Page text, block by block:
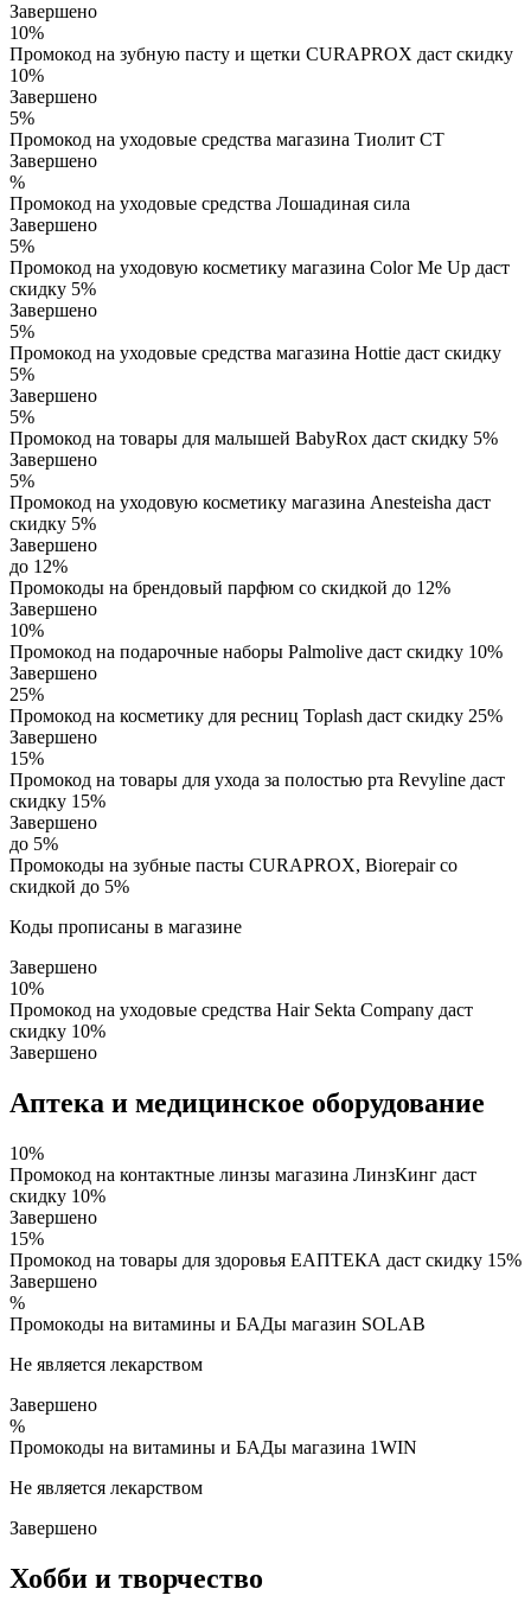
Завершено
10%
Промокод на зубную пасту и щетки CURAPROX даст скидку
10%
Завершено
5%
Промокод на уходовые средства магазина Тиолит СТ
Завершено
%
Промокод на уходовые средства Лошадиная сила
Завершено
5%
Промокод на уходовую косметику магазина Color Me Up даст
скидку 5%
Завершено
5%
Промокод на уходовые средства магазина Hottie даст скидку
5%
Завершено
5%
Промокод на товары для малышей BabyRox даст скидку 5%
Завершено
5%
Промокод на уходовую косметику магазина Anesteisha даст
скидку 5%
Завершено
до 12%
Промокоды на брендовый парфюм со скидкой до 12%
Завершено
10%
Промокод на подарочные наборы Palmolive даст скидку 10%
Завершено
25%
Промокод на косметику для ресниц Toplash даст скидку 25%
Завершено
15%
Промокод на товары для ухода за полостью рта Revyline даст
скидку 15%
Завершено
до 5%
Промокоды на зубные пасты CURAPROX, Biorepair со
скидкой до 5%
Коды прописаны в магазине
Завершено
10%
Промокод на уходовые средства Hair Sekta Company даст
скидку 10%
Завершено
Аптека и медицинское оборудование
10%
Промокод на контактные линзы магазина ЛинзКинг даст
скидку 10%
Завершено
15%
Промокод на товары для здоровья ЕАПТЕКА даст скидку 15%
Завершено
%
Промокоды на витамины и БАДы магазин SOLAB
Не является лекарством
Завершено
%
Промокоды на витамины и БАДы магазина 1WIN
Не является лекарством
Завершено
Хобби и творчество